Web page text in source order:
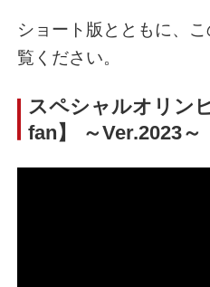
ショート版とともに、
覧ください。
スペシャルオリン
fan】 ～Ver.2023